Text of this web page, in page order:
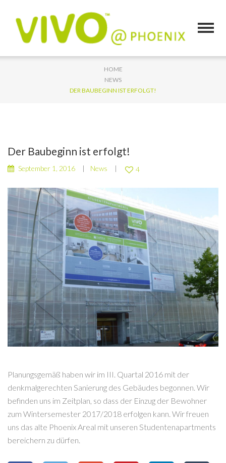
HOME
NEWS
DER BAUBEGINN IST ERFOLGT!
Der Baubeginn ist erfolgt!
September 1, 2016 News 4
Planungsgemäß haben wir im III. Quartal 2016 mit der
denkmalgerechten Sanierung des Gebäudes begonnen. Wir
befinden uns im Zeitplan, so dass der Einzug der Bewohner
zum Wintersemester 2017/2018 erfolgen kann. Wir freuen
uns das alte Phoenix Areal mit unseren Studentenapartments
bereichern zu dürfen.